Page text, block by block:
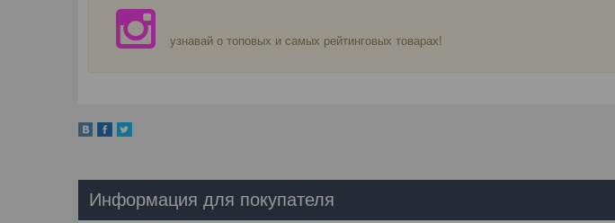
узнавай о топовых и самых рейтинговых товарах!
Информация для покупателя